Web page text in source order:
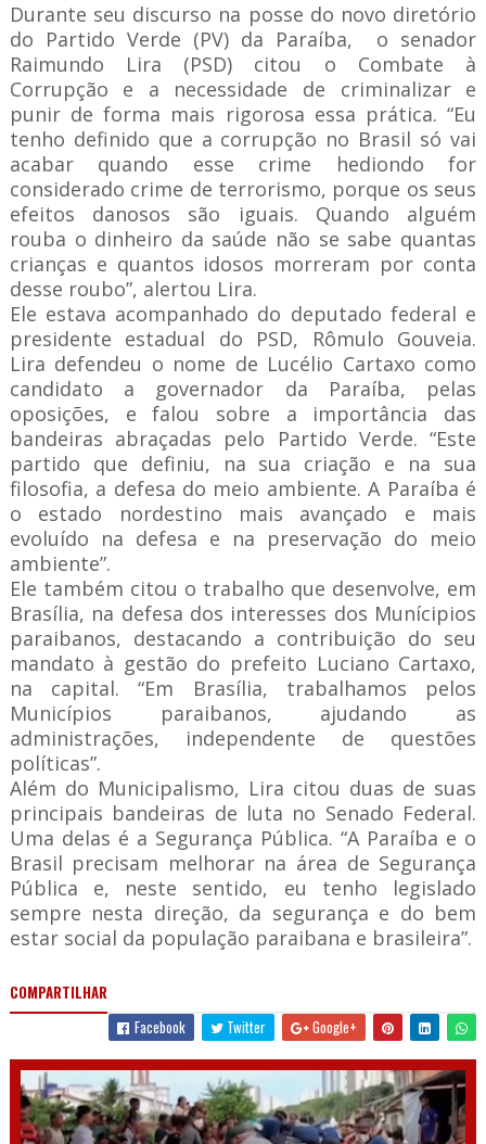
Durante seu discurso na posse do novo diretório
do Partido Verde (PV) da Paraíba, o senador
Raimundo Lira (PSD) citou o Combate à
Corrupção e a necessidade de criminalizar e
punir de forma mais rigorosa essa prática. “Eu
tenho definido que a corrupção no Brasil só vai
acabar quando esse crime hediondo for
considerado crime de terrorismo, porque os seus
efeitos danosos são iguais. Quando alguém
rouba o dinheiro da saúde não se sabe quantas
crianças e quantos idosos morreram por conta
desse roubo”, alertou Lira.
Ele estava acompanhado do deputado federal e
presidente estadual do PSD, Rômulo Gouveia.
Lira defendeu o nome de Lucélio Cartaxo como
candidato a governador da Paraíba, pelas
oposições, e falou sobre a importância das
bandeiras abraçadas pelo Partido Verde. “Este
partido que definiu, na sua criação e na sua
filosofia, a defesa do meio ambiente. A Paraíba é
o estado nordestino mais avançado e mais
evoluído na defesa e na preservação do meio
ambiente”.
Ele também citou o trabalho que desenvolve, em
Brasília, na defesa dos interesses dos Munícipios
paraibanos, destacando a contribuição do seu
mandato à gestão do prefeito Luciano Cartaxo,
na capital. “Em Brasília, trabalhamos pelos
Municípios paraibanos, ajudando as
administrações, independente de questões
políticas”.
Além do Municipalismo, Lira citou duas de suas
principais bandeiras de luta no Senado Federal.
Uma delas é a Segurança Pública. “A Paraíba e o
Brasil precisam melhorar na área de Segurança
Pública e, neste sentido, eu tenho legislado
sempre nesta direção, da segurança e do bem
estar social da população paraibana e brasileira”.
COMPARTILHAR
Facebook
Twitter Google+